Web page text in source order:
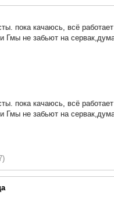
пока качаюсь, всё
Гмы не забьют на
пока качаюсь, всё
Гмы не забьют на